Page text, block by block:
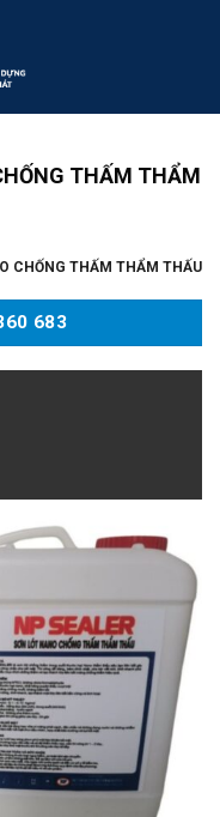
THẤM THẨM
CHỐNG THẤM THẨM THẤU
683